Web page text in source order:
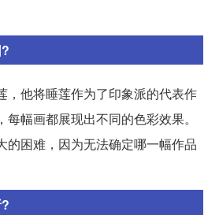
，他将睡莲作为了印象派的代表作
幅画都展现出不同的色彩效果。
的困难，因为无法确定哪一幅作品